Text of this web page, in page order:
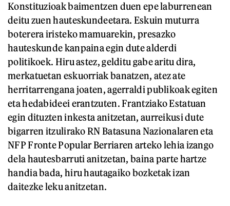
Konstituzioak baimentzen duen epe laburrenean
deitu zuen hauteskundeetara. Eskuin muturra
boterera iristeko mamuarekin, presazko
hauteskunde kanpaina egin dute alderdi
politikoek. Hiru astez, gelditu gabe aritu dira,
merkatuetan eskuorriak banatzen, atez ate
herritarrengana joaten, agerraldi publikoak egiten
eta hedabideei erantzuten. Frantziako Estatuan
egin dituzten inkesta anitzetan, aurreikusi dute
bigarren itzulirako RN Batasuna Nazionalaren eta
NFP Fronte Popular Berriaren arteko lehia izango
dela hautesbarruti anitzetan, baina parte hartze
handia bada, hiru hautagaiko bozketak izan
daitezke leku anitzetan.